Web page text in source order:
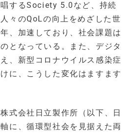
するSociety 5.0など、持続
々のQoLの向上をめざした世
、加速しており、社会課題は
となっている。また、デジタ
、新型コロナウイルス感染症
に、こうした変化はますます
式会社日立製作所（以下、日
に、循環型社会を見据えた両